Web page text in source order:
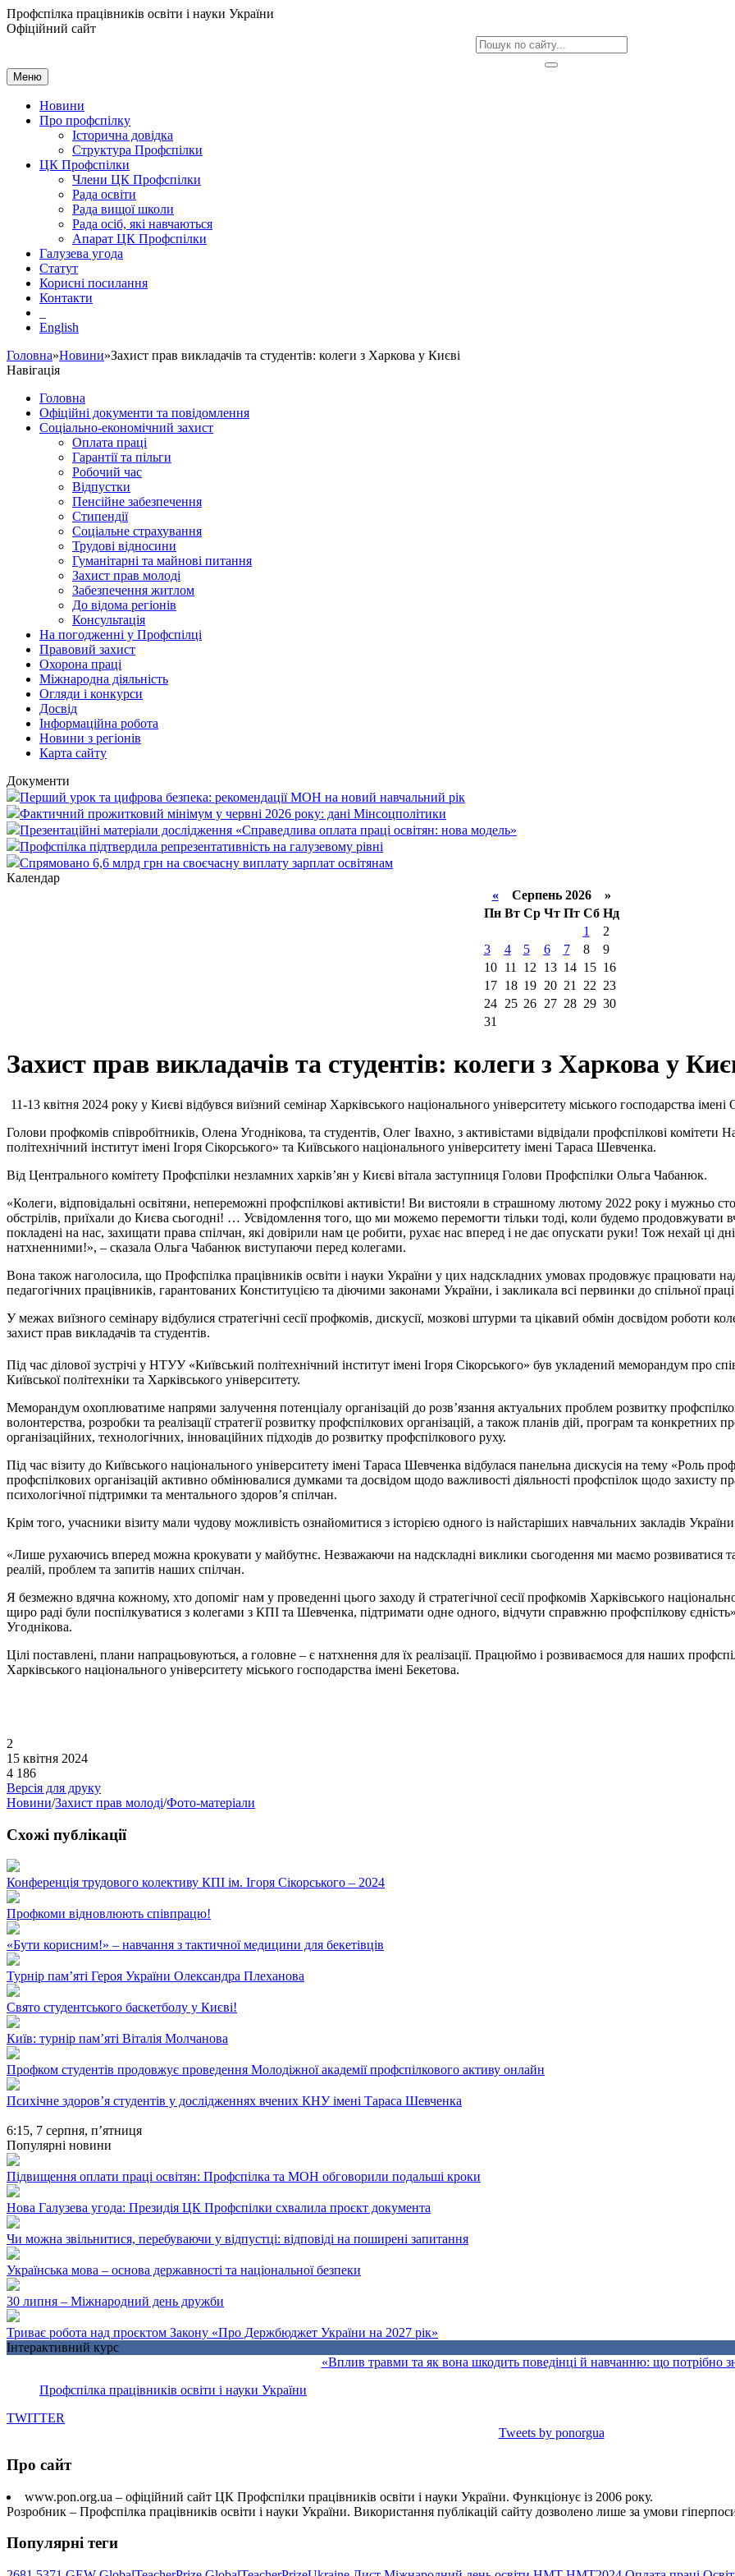
Профспілка працівників освіти і науки України
Офіційний сайт
Меню
Новини
Про профспілку
Історична довідка
Структура Профспілки
ЦК Профспілки
Члени ЦК Профспілки
Рада освіти
Рада вищої школи
Рада осіб, які навчаються
Апарат ЦК Профспілки
Галузева угода
Статут
Корисні посилання
Контакти
English
Головна»Новини»Захист прав викладачів та студентів: колеги з Харкова у Києві
Навігація
Головна
Офіційні документи та повідомлення
Соціально-економічний захист
Оплата праці
Гарантії та пільги
Робочий час
Відпустки
Пенсійне забезпечення
Стипендії
Соціальне страхування
Трудові відносини
Гуманітарні та майнові питання
Захист прав молоді
Забезпечення житлом
До відома регіонів
Консультація
На погодженні у Профспілці
Правовий захист
Охорона праці
Міжнародна діяльність
Огляди і конкурси
Досвід
Інформаційна робота
Новини з регіонів
Карта сайту
Документи
Перший урок та цифрова безпека: рекомендації МОН на новий навчальний рік
Фактичний прожитковий мінімум у червні 2026 року: дані Мінсоцполітики
Презентаційні матеріали дослідження «Справедлива оплата праці освітян: нова модель»
Профспілка підтвердила репрезентативність на галузевому рівні
Спрямовано 6,6 млрд грн на своєчасну виплату зарплат освітянам
Календар
«Серпень 2026 »
Пн Вт Ср Чт Пт Сб Нд
1
2
3
4 5 6 7 8
9
10
11 12 13 14 15 16
17
18 19 20 21 22 23
24
25 26 27 28 29 30
31
Захист прав викладачів та студентів: колеги з Харкова у
11-13 квітня 2024 року у Києві відбувся виїзний семінар Харківського національного університету міського господарства
Голови профкомів співробітників, Олена Угоднікова, та студентів, Олег Івахно, з активістами відвідали профспілкові комітети
політехнічний інститут імені Ігоря Сікорського» та Київського національного університету імені Тараса Шевченка.
Від Центрального комітету Профспілки незламних харків’ян у Києві вітала заступниця Голови Профспілки Ольга Чабанюк.
«Колеги, відповідальні освітяни, непереможні профспілкові активісти! Ви вистояли в страшному лютому 2022 року і мужньо
обстрілів, приїхали до Києва сьогодні! … Усвідомлення того, що ми можемо перемогти тільки тоді, коли будемо продовжувати
покладені на нас, захищати права спілчан, які довірили нам це робити, рухає нас вперед і не дає опускати руки! Тож нехай ці
натхненними!», – сказала Ольга Чабанюк виступаючи перед колегами.
Вона також наголосила, що Профспілка працівників освіти і науки України у цих надскладних умовах продовжує працювати
педагогічних працівників, гарантованих Конституцією та діючими законами України, і закликала всі первинки до спільної
У межах виїзного семінару відбулися стратегічні сесії профкомів, дискусії, мозкові штурми та цікавий обмін досвідом роботи
захист прав викладачів та студентів.
Під час ділової зустрічі у НТУУ «Київський політехнічний інститут імені Ігоря Сікорського» був укладений меморандум про
Київської політехніки та Харківського університету.
Меморандум охоплюватиме напрями залучення потенціалу організацій до розв’язання актуальних проблем розвитку
волонтерства, розробки та реалізації стратегії розвитку профспілкових організацій, а також планів дій, програм та
організаційних, технологічних, інноваційних підходів до розвитку профспілкового руху.
Під час візиту до Київського національного університету імені Тараса Шевченка відбулася панельна дискусія на тему «Роль
профспілкових організацій активно обмінювалися думками та досвідом щодо важливості діяльності профспілок щодо захисту
психологічної підтримки та ментального здоров’я спілчан.
Крім того, учасники візиту мали чудову можливість ознайомитися з історією одного із найстаріших навчальних закладів
«Лише рухаючись вперед можна крокувати у майбутнє. Незважаючи на надскладні виклики сьогодення ми маємо розвиватися
реалій, проблем та запитів наших спілчан.
Я безмежно вдячна кожному, хто допоміг нам у проведенні цього заходу й стратегічної сесії профкомів Харківського
щиро раді були поспілкуватися з колегами з КПІ та Шевченка, підтримати одне одного, відчути справжню профспілкову
Угоднікова.
Цілі поставлені, плани напрацьовуються, а головне – є натхнення для їх реалізації. Працюймо і розвиваємося для наших
Харківського національного університету міського господарства імені Бекетова.
2
15 квітня 2024
4 186
Версія для друку
Новини/Захист прав молоді/Фото-матеріали
Схожі публікації
Конференція трудового колективу КПІ ім. Ігоря Сікорського – 2024
Профкоми відновлюють співпрацю!
«Бути корисним!» – навчання з тактичної медицини для бекетівців
Турнір пам’яті Героя України Олександра Плеханова
Свято студентського баскетболу у Києві!
Київ: турнір пам’яті Віталія Молчанова
Профком студентів продовжує проведення Молодіжної академії профспілкового активу онлайн
Психічне здоров’я студентів у дослідженнях вчених КНУ імені Тараса Шевченка
6:15, 7 серпня, п’ятниця
Популярні новини
Підвищення оплати праці освітян: Профспілка та МОН обговорили подальші кроки
Нова Галузева угода: Президія ЦК Профспілки схвалила проєкт документа
Чи можна звільнитися, перебуваючи у відпустці: відповіді на поширені запитання
Українська мова – основа державності та національної безпеки
30 липня – Міжнародний день дружби
Триває робота над проєктом Закону «Про Держбюджет України на 2027 рік»
Інтерактивний курс
«Вплив травми та як вона шкодить поведінці й навчанню: що потрібно
Профспілка працівників освіти і науки України
TWITTER
Tweets by ponorgua
Про сайт
www.pon.org.ua – офіційний сайт ЦК Профспілки працівників освіти і науки України. Функціонує із 2006 року.
Розробник – Профспілка працівників освіти і науки України. Використання публікацій сайту дозволено лише за умови
Популярні теги